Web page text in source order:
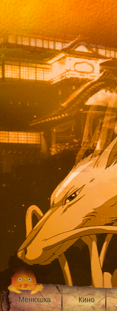
Менюшка Кино